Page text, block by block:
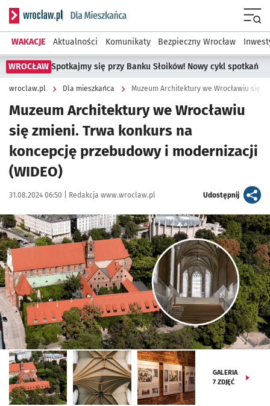
Serwis informacyjny wroclaw.pl podserwis: Dla mieszkańca
WAKACJE Aktualności Komunikaty Bezpieczny Wrocław
WROCŁAW Spotkajmy się przy Banku Słoików! Nowy cykl spotkań
wroclaw.pl Dla mieszkańca
Muzeum Architektury we Wrocławiu
się zmieni. Trwa konkurs na
koncepcję przebudowy i modernizacji
(WIDEO)
Data publikacji:
31.08.2024 06:50 | Autor:
Redakcja www.wroclaw.pl Udostępnijartykuł
Kliknij, aby zobaczyć galerię
Kliknij, aby powiększyć
GALERIA
7 ZDJĘĆ